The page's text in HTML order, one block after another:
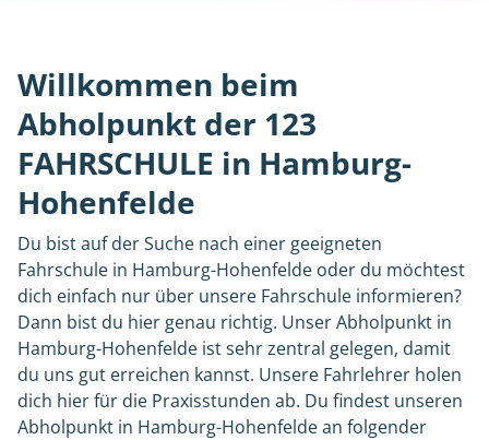
Willkommen beim
Abholpunkt der 123
FAHRSCHULE in Hamburg-
Hohenfelde
Du bist auf der Suche nach einer geeigneten
Fahrschule in Hamburg-Hohenfelde oder du möchtest
dich einfach nur über unsere Fahrschule informieren?
Dann bist du hier genau richtig. Unser Abholpunkt in
Hamburg-Hohenfelde ist sehr zentral gelegen, damit
du uns gut erreichen kannst. Unsere Fahrlehrer holen
dich hier für die Praxisstunden ab. Du findest unseren
Abholpunkt in Hamburg-Hohenfelde an folgender